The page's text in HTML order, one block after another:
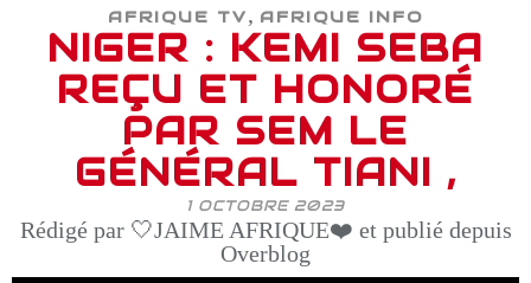
AFRIQUE TV, AFRIQUE INFO
NIGER : KEMI SEBA
REÇU ET HONORÉ
PAR SEM LE
GÉNÉRAL TIANI ,
1 OCTOBRE 2023
Rédigé par 🤍JAIME AFRIQUE❤️ et publié depuis
Overblog